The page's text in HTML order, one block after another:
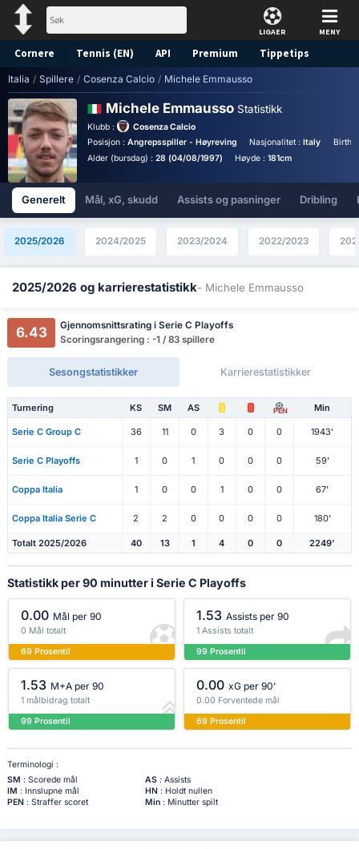
LIGAER MENY
Cornere Tennis (EN) API Premium Tippetips
Italia / Spillere / Cosenza Calcio / Michele Emmausso
Michele Emmausso Statistikk
Klubb :
Cosenza Calcio
Posisjon : Angrepsspiller - Høyreving Nasjonalitet :Italy
Alder (bursdag) : 28 (04/08/1997) Høyde :181cm
Generelt Mål, xG, skudd Assists og pasninger Dribling
2025/2026 2024/2025 2023/2024 2022/2023
2025/2026 og karrierestatistikk- Michele Emmausso
6.43
Gjennomsnittsrating i Serie C Playoffs
Scoringsrangering : -1 / 83 spillere
Sesongstatistikker Karrierestatistikker
Turnering KS SM AS PEN Min
Serie C Group C 36 11 0 3 0 0 1943'
Serie C Playoffs 1 0 1 0 0 0 59'
Coppa Italia 1 0 0 1 0 0 67'
Coppa Italia Serie C 2 2 0 0 0 0 180'
Totalt 2025/2026 40 13 1 4 0 0 2249'
Statistikk per 90 minutter i Serie C Playoffs
0.00 Mål per 90
0 Mål totalt
69 Prosentil
1.53 Assists per 90
1 Assists totalt
99 Prosentil
1.53 M+A per 90
1 målbidrag totalt
99 Prosentil
0.00 xG per 90'
0.00 Forventede mål
69 Prosentil
Terminologi :
SM : Scorede mål AS: Assists
IM : Innslupne mål HN: Holdt nullen
PEN: Straffer scoret Min: Minutter spilt